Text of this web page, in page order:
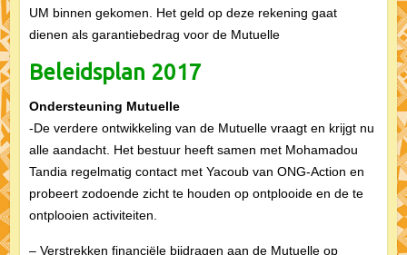
UM binnen gekomen. Het geld op deze rekening gaat
dienen als garantiebedrag voor de Mutuelle
Beleidsplan 2017
Ondersteuning Mutuelle
-De verdere ontwikkeling van de Mutuelle vraagt en krijgt nu
alle aandacht. Het bestuur heeft samen met Mohamadou
Tandia regelmatig contact met Yacoub van ONG-Action en
probeert zodoende zicht te houden op ontplooide en de te
ontplooien activiteiten.
– Verstrekken financiële bijdragen aan de Mutuelle op